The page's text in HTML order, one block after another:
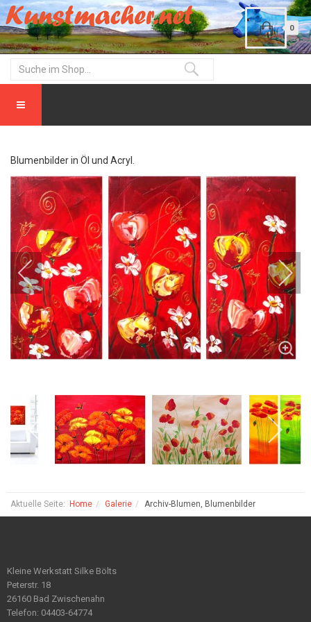
0
Blumenbilder in Öl und Acryl.
Aktuelle Seite: Home Galerie Archiv-Blumen, Blumenbilder
Kleine Werkstatt Silke Bölts
Peterstr. 18
26160 Bad Zwischenahn
Telefon: 04403-64774